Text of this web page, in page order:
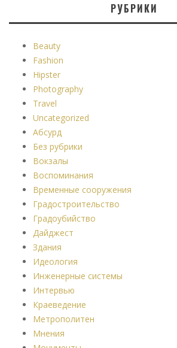
РУБРИКИ
Beauty
Fashion
Hipster
Photography
Travel
Uncategorized
Абсурд
Без рубрики
Вокзалы
Воспоминания
Временные сооружения
Градостроительство
Градоубийство
Дайджест
Здания
Идеология
Инженерные системы
Интервью
Краеведение
Метрополитен
Мнения